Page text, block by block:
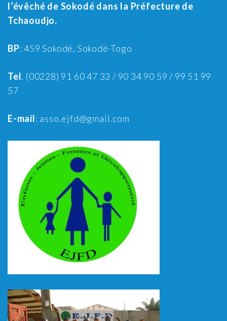
l’évêché de Sokodé dans la Préfecture de
Tchaoudjo.
BP: 459 Sokodé, Sokodé-Togo
Tel. (00228) 91 60 47 33 / 90 34 90 59 / 99 51 99
57
E-mail: asso.ejfd@gmail.com